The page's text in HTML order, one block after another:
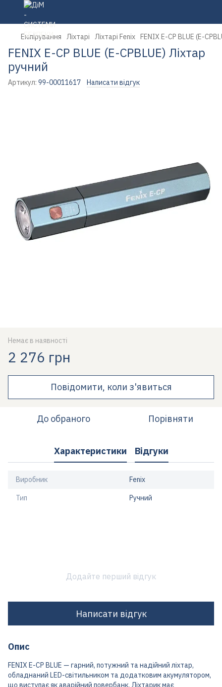
Екіпірування Ліхтарі Ліхтарі Fenix FENIX E-CP BLUE (E-
FENIX E-CP BLUE (E-CPBLUE) Ліхтар
ручний
Артикул: 99-00011617 Написати відгук
Немає в наявності
2 276 грн
Повідомити, коли з'явиться
До обраного Порівняти
Характеристики Відгуки
Виробник Fenix
Тип Ручний
Додайте перший відгук
Написати відгук
Опис
FENIX E-CP BLUE — гарний, потужний та надійний ліхтар,
обладнаний LED-світильником та додатковим акумулятором,
що виступає як аварійний повербанк. Ліхтарик має